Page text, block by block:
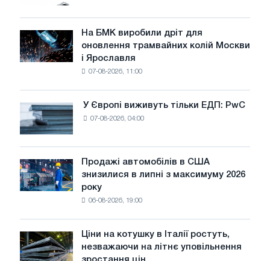
вантажівок
у
липні
На
БМК
виробили
трамвайних
колій
Ярославля
На БМК виробили дріт для
оновлення трамвайних колій Москви
і Ярославля
07-08-2026, 11:00
Європі
виживуть
тільки
ЕДП:
PwC
У Європі виживуть тільки ЕДП: PwC
07-08-2026, 04:00
Продажі
автомобілів
в
липні
з
Продажі автомобілів в США
знизилися в липні з максимуму 2026
року
06-08-2026, 19:00
Ціни
на
Ціни на котушку в Італії ростуть,
незважаючи на літнє уповільнення